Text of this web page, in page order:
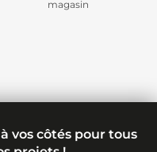
magasin
vos côtés pour tous